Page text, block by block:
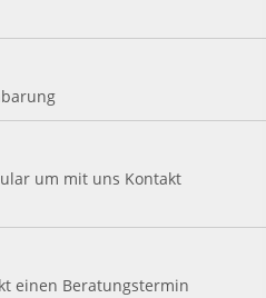
um mit uns Kontakt
einen Beratungstermin